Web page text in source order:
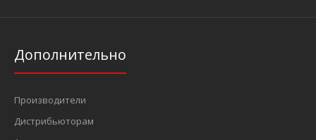
Дополнительно
Производители
Дистрибьюторам